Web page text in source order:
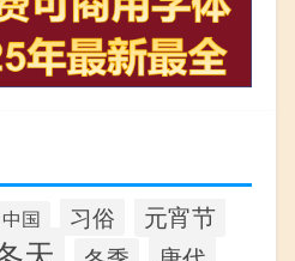
中国 习俗 元宵节